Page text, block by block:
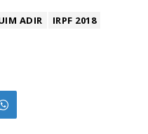
ADIR
IRPF 2018